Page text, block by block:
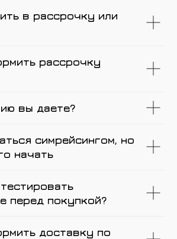
в рассрочку или
рассрочку
вы даете?
симрейсингом, но
начать
перед покупкой?
доставку по